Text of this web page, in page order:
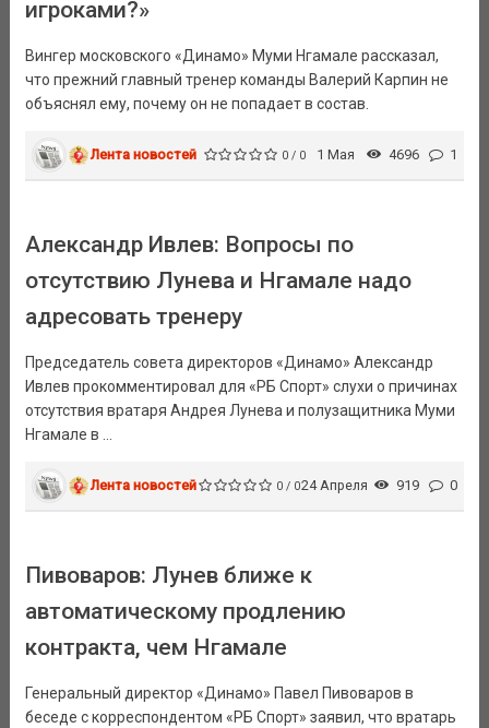
игроками?»
Вингер московского «Динамо» Муми Нгамале рассказал,
что прежний главный тренер команды Валерий Карпин не
объяснял ему, почему он не попадает в состав.
Лента новостей 0 / 0 1 Мая 4696 1
Александр Ивлев: Вопросы по
отсутствию Лунева и Нгамале надо
адресовать тренеру
Председатель совета директоров «Динамо» Александр
Ивлев прокомментировал для «РБ Спорт» слухи о причинах
отсутствия вратаря Андрея Лунева и полузащитника Муми
Нгамале в ...
Лента новостей 0 / 024 Апреля 919 0
Пивоваров: Лунев ближе к
автоматическому продлению
контракта, чем Нгамале
Генеральный директор «Динамо» Павел Пивоваров в
беседе с корреспондентом «РБ Спорт» заявил, что вратарь